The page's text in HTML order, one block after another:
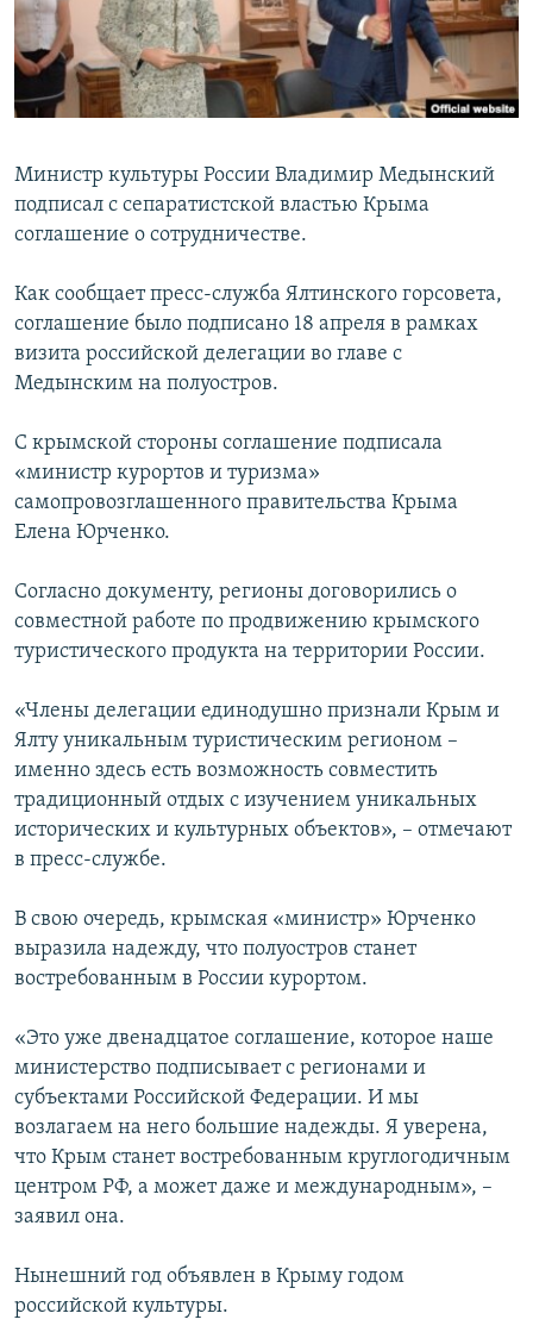
ПОБЕДИТЕЛЕЙ НЕ СУДЯТ?
КРЫМ.НЕПОКОРЕННЫЙ
ELIFBE
ПРИСОЕДИНЯЙТЕСЬ!
Все сайты RFE/RL
Министр культуры России Владимир Медынский
подписал с сепаратистской властью Крыма
соглашение о сотрудничестве.
Как сообщает пресс-служба Ялтинского горсовета,
соглашение было подписано 18 апреля в рамках
визита российской делегации во главе с
Медынским на полуостров.
С крымской стороны соглашение подписала
«министр курортов и туризма»
самопровозглашенного правительства Крыма
Елена Юрченко.
Согласно документу, регионы договорились о
совместной работе по продвижению крымского
туристического продукта на территории России.
«Члены делегации единодушно признали Крым и
Ялту уникальным туристическим регионом –
именно здесь есть возможность совместить
традиционный отдых с изучением уникальных
исторических и культурных объектов», – отмечают
в пресс-службе.
В свою очередь, крымская «министр» Юрченко
выразила надежду, что полуостров станет
востребованным в России курортом.
«Это уже двенадцатое соглашение, которое наше
министерство подписывает с регионами и
субъектами Российской Федерации. И мы
возлагаем на него большие надежды. Я уверена,
что Крым станет востребованным круглогодичным
центром РФ, а может даже и международным», –
заявил она.
Нынешний год объявлен в Крыму годом
российской культуры.